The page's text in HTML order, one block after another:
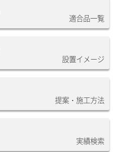
適合品一覧
設置イメージ
提案・施工方法
実績検索